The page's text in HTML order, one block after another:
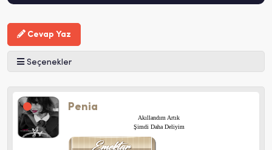
Cevap Yaz
Seçenekler
Penia
Akıllandım Artık
Şimdi Daha Deliyim